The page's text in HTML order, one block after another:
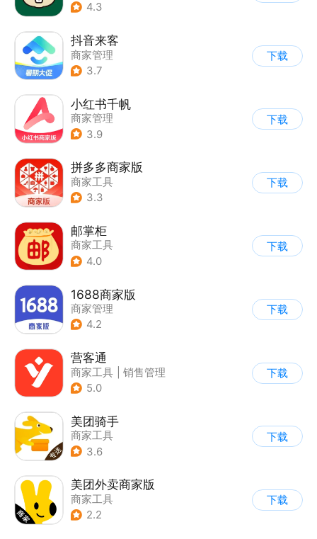
4.3
抖音来客
商家管理
3.7
下载
小红书千帆
商家管理
3.9
下载
拼多多商家版
商家工具
3.3
下载
邮掌柜
商家工具
4.0
下载
1688商家版
商家管理
4.2
下载
营客通
商家工具
销售管理
5.0
下载
美团骑手
商家工具
3.6
下载
美团外卖商家版
商家工具
2.2
下载